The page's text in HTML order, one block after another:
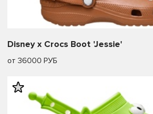
Disney x Crocs Boot 'Jessie'
от 36000 РУБ